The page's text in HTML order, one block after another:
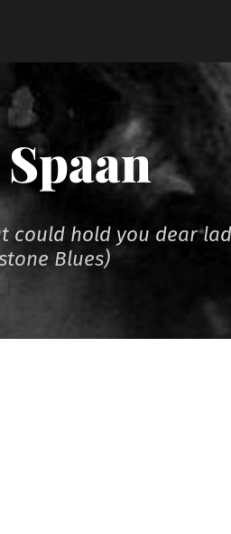
hold you dear
Blues)